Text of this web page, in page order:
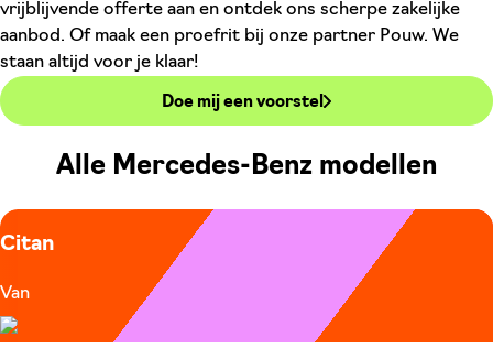
vrijblijvende offerte aan en ontdek ons scherpe zakelijke
aanbod. Of maak een proefrit bij onze partner Pouw. We
staan altijd voor je klaar!
Doe mij een voorstel
Alle Mercedes-Benz modellen
Citan
Van